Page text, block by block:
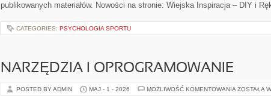
publikowanych materiałów. Nowości na stronie: Wiejska Inspiracja – DIY i
CATEGORIES: PSYCHOLOGIA SPORTU
NARZĘDZIA I OPROGRAMOWANIE
POSTED BY ADMIN MAJ - 1 - 2026 MOŻLIWOŚĆ KOMENTOWANIA NARZĘDZIA
ZOSTAŁA